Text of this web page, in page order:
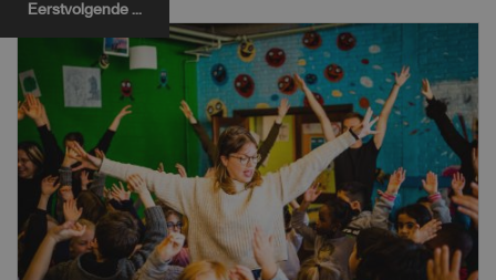
Eerstvolgende ...